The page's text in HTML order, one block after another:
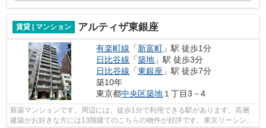
賃貸 | マンション アルティザ東銀座
有楽町線 「新富町 」駅 徒歩1分
日比谷線 「築地 」駅 徒歩3分
日比谷線 「東銀座 」駅 徒歩7分
築10年
東京都中央区築地 １丁目3－4
新築マンションです。周辺には、徒歩1分で利用できる駅があります。高層
建築がお好きな方には13階建てのこちらの物件が好評です。東京リーシング